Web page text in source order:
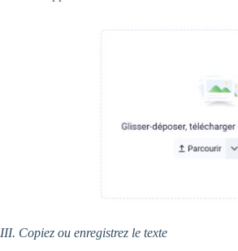
III. Copiez ou enregistrez le texte